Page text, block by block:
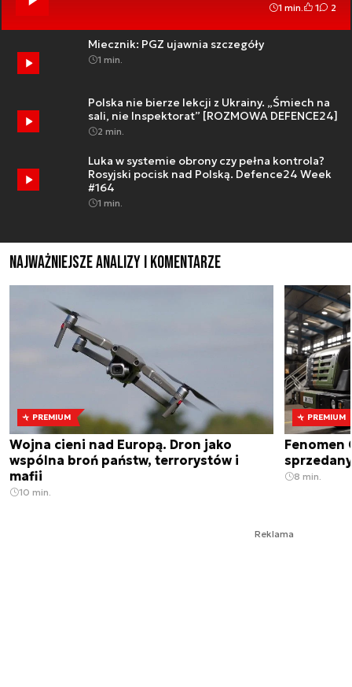
1 min. 1 2
Miecznik: PGZ ujawnia szczegóły
1 min.
Polska nie bierze lekcji z Ukrainy. „Śmiech na
sali, nie Inspektorat” [ROZMOWA DEFENCE24]
2 min.
Luka w systemie obrony czy pełna kontrola?
Rosyjski pocisk nad Polską. Defence24 Week
#164
1 min.
Najważniejsze analizy i komentarze
PREMIUM
Wojna cieni nad Europą. Dron jako
wspólna broń państw, terrorystów i
mafii
10 min.
PREMIUM
Fenomen
8 min.
Reklama